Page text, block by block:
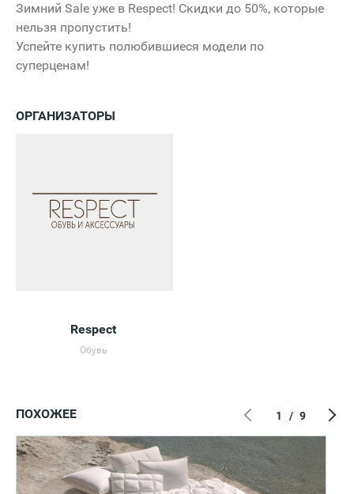
Зимний Sale уже в Respect! Cкидки до 50%, которые
нельзя пропустить!
Успейте купить полюбившиеся модели по
суперценам!
ОРГАНИЗАТОРЫ
Respect
Обувь
ПОХОЖЕЕ 1 / 9